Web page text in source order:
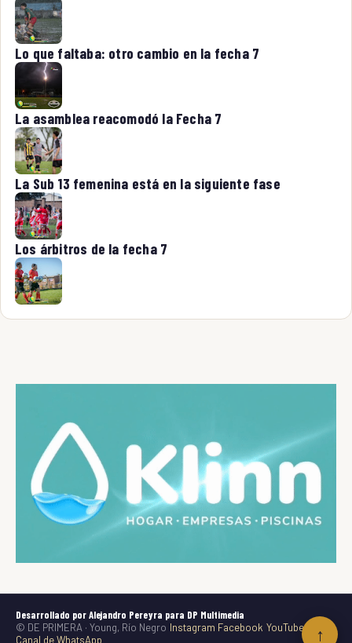
↑
Lo que faltaba: otro cambio en la fecha 7
La asamblea reacomodó la Fecha 7
La Sub 13 femenina está en la siguiente fase
Los árbitros de la fecha 7
Desarrollado por Alejandro Pereyra para DP Multimedia
© DE PRIMERA · Young, Río Negro Instagram Facebook YouTube
TikTok
Canal de WhatsApp